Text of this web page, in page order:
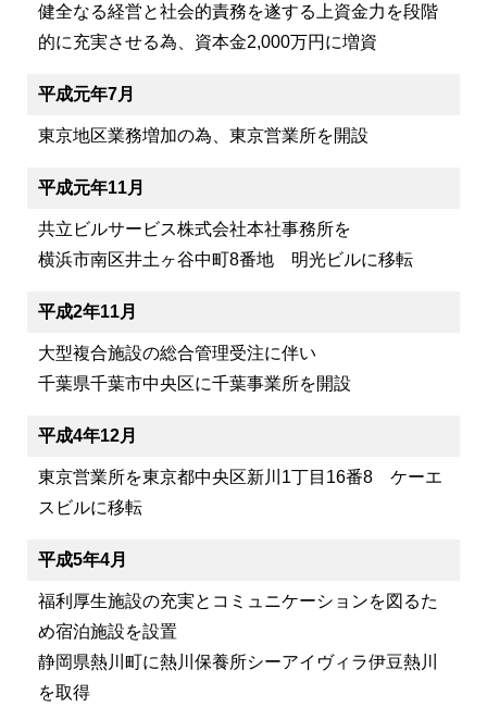
健全なる経営と社会的責務を遂する上資金力を段階
的に充実させる為、資本金2,000万円に増資
平成元年7月
東京地区業務増加の為、東京営業所を開設
平成元年11月
共立ビルサービス株式会社本社事務所を
横浜市南区井土ヶ谷中町8番地 明光ビルに移転
平成2年11月
大型複合施設の総合管理受注に伴い
千葉県千葉市中央区に千葉事業所を開設
平成4年12月
東京営業所を東京都中央区新川1丁目16番8 ケーエ
スビルに移転
平成5年4月
福利厚生施設の充実とコミュニケーションを図るた
め宿泊施設を設置
静岡県熱川町に熱川保養所シーアイヴィラ伊豆熱川
を取得